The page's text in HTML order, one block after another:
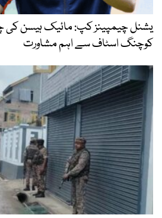
یشنل چیمپینز کپ: مائیک ہیسن کی
کوچنگ اسٹاف سے اہم مشاورت